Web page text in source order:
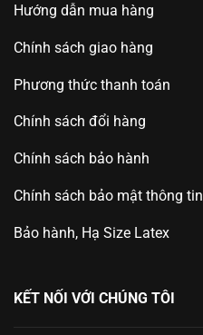
Hướng dẫn mua hàng
Chính sách giao hàng
Phương thức thanh toán
Chính sách đổi hàng
Chính sách bảo hành
Chính sách bảo mật thông tin
Bảo hành, Hạ Size Latex
KẾT NỐI VỚI CHÚNG TÔI